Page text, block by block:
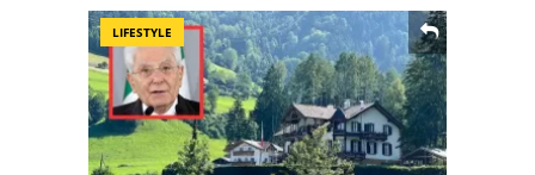
LIFESTYLE